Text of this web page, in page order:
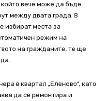
вече може да бъде
между двата града. В
избират места за
режим на
на гражданите, те ще
в квартал „Еленово“, като
да се ремонтира и